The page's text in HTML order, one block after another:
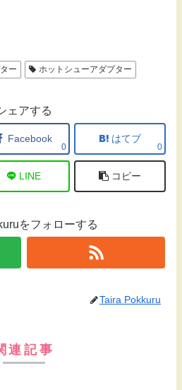
ー ホットシューアダプター
ェアする
Facebook
0
はてブ
0
LINE コピー
をフォローする
Taira Pokkuru
連記事